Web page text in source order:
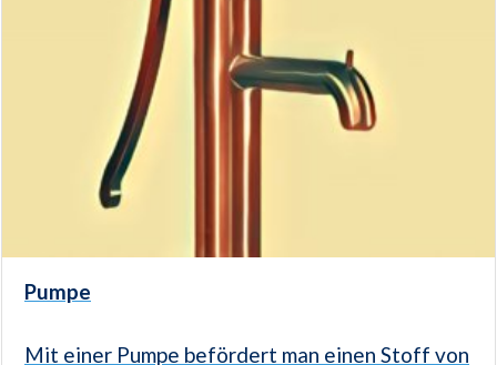
Pumpe
Mit einer Pumpe befördert man einen Stoff von